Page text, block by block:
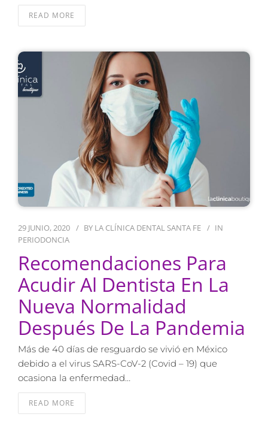
READ MORE
29 JUNIO, 2020 BY LA CLÍNICA DENTAL SANTA FE
IN
PERIODONCIA
Recomendaciones Para
Acudir Al Dentista En La
Nueva Normalidad
Después De La Pandemia
Más de 40 días de resguardo se vivió en México
debido a el virus SARS-CoV-2 (Covid – 19) que
ocasiona la enfermedad…
READ MORE